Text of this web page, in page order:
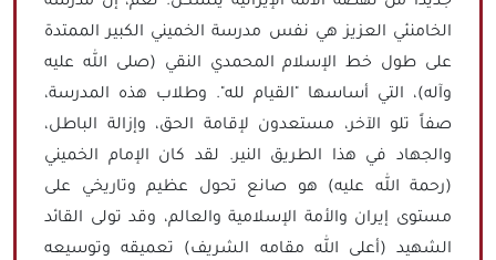
الخامنئي العزيز هي نفس مدرسة الخميني الكبير الممتدة
على طول خط الإسلام المحمدي النقي (صلى الله عليه
وآله)، التي أساسها "القيام لله". وطلاب هذه المدرسة،
صفاً تلو الآخر، مستعدون لإقامة الحق، وإزالة الباطل،
والجهاد في هذا الطريق النير. لقد كان الإمام الخميني
(رحمة الله عليه) هو صانع تحول عظيم وتاريخي على
مستوى إيران والأمة الإسلامية والعالم، وقد تولى القائد
الشهيد (أعلى الله مقامه الشريف) تعميقه وتوسيعه